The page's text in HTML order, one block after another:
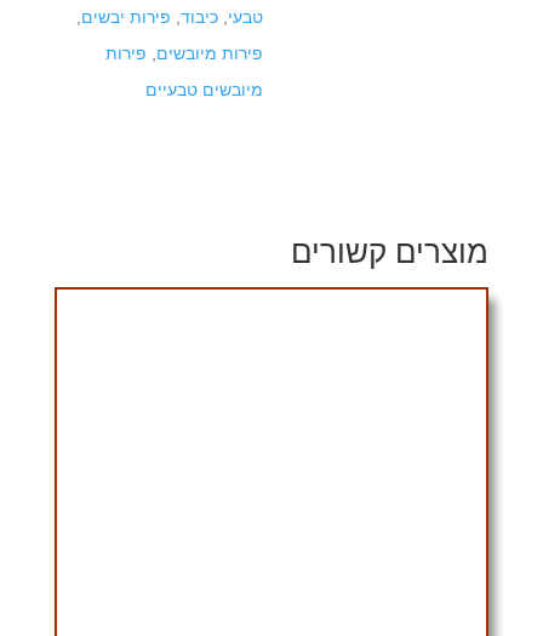
טבעי ,כיבוד פירות יבשים
פירות מיובשים
פירות
מיובשים טבעיים
מוצרים קשורים